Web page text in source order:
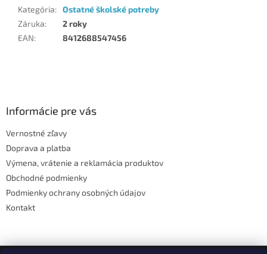
Kategória: Ostatné školské potreby
Záruka:
2 roky
EAN: 8412688547456
Informácie pre vás
Vernostné zľavy
Doprava a platba
Výmena, vrátenie a reklamácia produktov
Obchodné podmienky
Podmienky ochrany osobných údajov
Kontakt